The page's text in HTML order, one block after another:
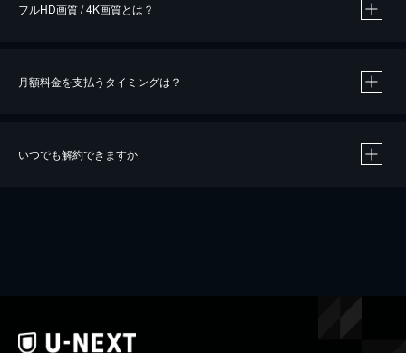
※40％ポイント還元の対象は、クレジットカード決済による作品の購入 / レンタルです。
iOSアプリのUコイン決済による作品の購入 / レンタルは、20％のポイント還元です。
フルHD画質 / 4K画質とは？
月額料金を支払うタイミングは？
いつでも解約できますか